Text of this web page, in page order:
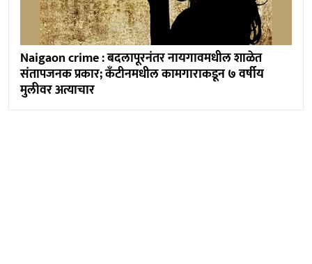
Naigaon crime : बदलापूरनंतर नायगावमधील शाळेत
संतापजनक प्रकार; कँटीनमधील कामगाराकडून ७ वर्षीय
मुलीवर अत्याचार